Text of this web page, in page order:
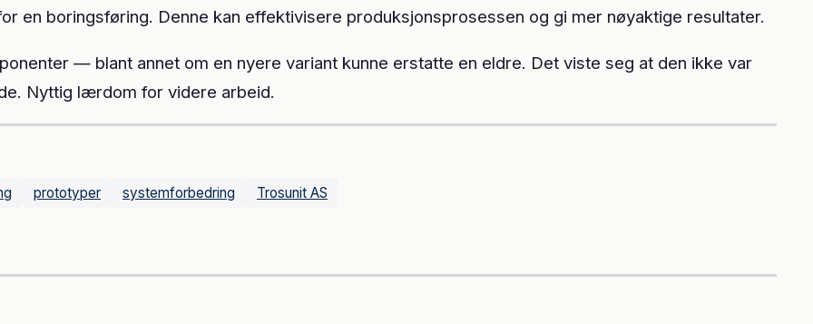
en boringsføring. Denne kan effektivisere produksjonsprosessen og gi mer nøyaktige resultater.
— blant annet om en nyere variant kunne erstatte en eldre. Det viste seg at den ikke var
Nyttig lærdom for videre arbeid.
prototyper systemforbedring Trosunit AS